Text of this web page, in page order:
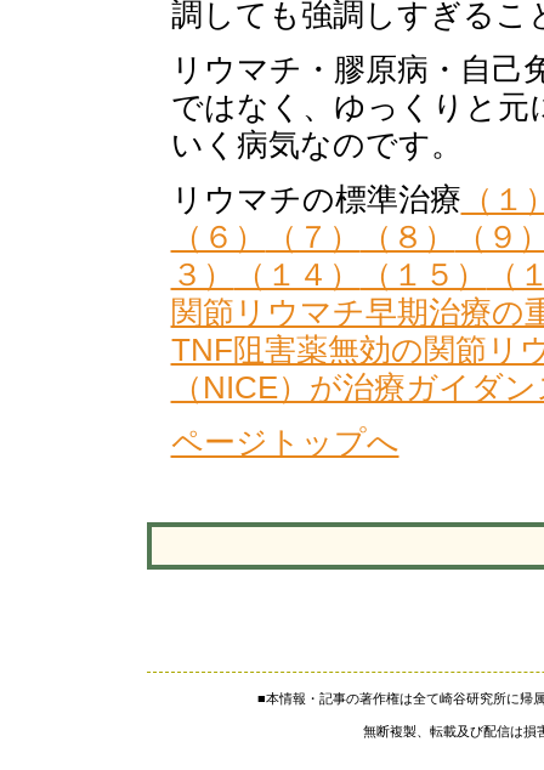
調しても強調しすぎるこ
リウマチ・膠原病・自己
ではなく、ゆっくりと元
いく病気なのです。
リウマチの標準治療 （１
（６）
（７） （８）
（９
３）
（１４） （１５）
（
関節リウマチ早期治療の
TNF阻害薬無効の関節リ
（NICE）が治療ガイダ
ページトップへ
■本情報・記事の著作権は全て崎谷研究所に帰
無断複製、転載及び配信は損